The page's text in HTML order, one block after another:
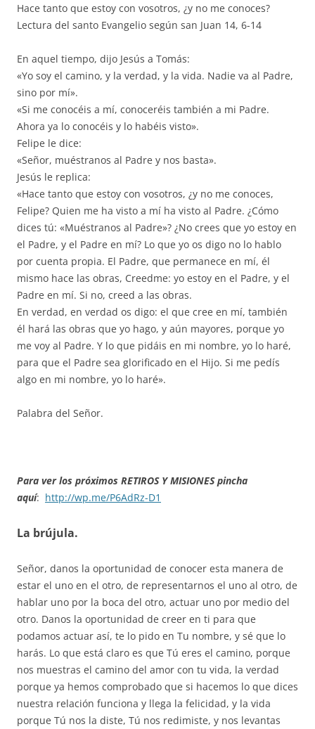
Hace tanto que estoy con vosotros, ¿y no me conoces?
Lectura del santo Evangelio según san Juan 14, 6-14
En aquel tiempo, dijo Jesús a Tomás:
«Yo soy el camino, y la verdad, y la vida. Nadie va al Padre,
sino por mí».
«Si me conocéis a mí, conoceréis también a mi Padre.
Ahora ya lo conocéis y lo habéis visto».
Felipe le dice:
«Señor, muéstranos al Padre y nos basta».
Jesús le replica:
«Hace tanto que estoy con vosotros, ¿y no me conoces,
Felipe? Quien me ha visto a mí ha visto al Padre. ¿Cómo
dices tú: «Muéstranos al Padre»? ¿No crees que yo estoy en
el Padre, y el Padre en mí? Lo que yo os digo no lo hablo
por cuenta propia. El Padre, que permanece en mí, él
mismo hace las obras, Creedme: yo estoy en el Padre, y el
Padre en mí. Si no, creed a las obras.
En verdad, en verdad os digo: el que cree en mí, también
él hará las obras que yo hago, y aún mayores, porque yo
me voy al Padre. Y lo que pidáis en mi nombre, yo lo haré,
para que el Padre sea glorificado en el Hijo. Si me pedís
algo en mi nombre, yo lo haré».
Palabra del Señor.
Para ver los próximos RETIROS Y MISIONES pincha
aquí: http://wp.me/P6AdRz-D1
La brújula.
Señor, danos la oportunidad de conocer esta manera de
estar el uno en el otro, de representarnos el uno al otro, de
hablar uno por la boca del otro, actuar uno por medio del
otro. Danos la oportunidad de creer en ti para que
podamos actuar así, te lo pido en Tu nombre, y sé que lo
harás. Lo que está claro es que Tú eres el camino, porque
nos muestras el camino del amor con tu vida, la verdad
porque ya hemos comprobado que si hacemos lo que dices
nuestra relación funciona y llega la felicidad, y la vida
porque Tú nos la diste, Tú nos redimiste, y nos levantas